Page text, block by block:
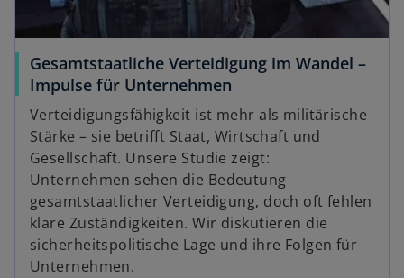
Gesamtstaatliche Verteidigung im Wandel –
Impulse für Unternehmen
Verteidigungsfähigkeit ist mehr als militärische
Stärke – sie betrifft Staat, Wirtschaft und
Gesellschaft. Unsere Studie zeigt:
Unternehmen sehen die Bedeutung
gesamtstaatlicher Verteidigung, doch oft fehlen
klare Zuständigkeiten. Wir diskutieren die
sicherheitspolitische Lage und ihre Folgen für
Unternehmen.